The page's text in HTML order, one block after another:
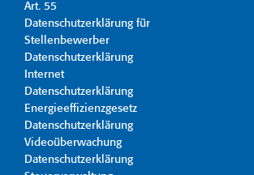
Art. 55
Datenschutzerklärung für
Stellenbewerber
Datenschutzerklärung
Internet
Datenschutzerklärung
Energieeffizienzgesetz
Datenschutzerklärung
Videoüberwachung
Datenschutzerklärung